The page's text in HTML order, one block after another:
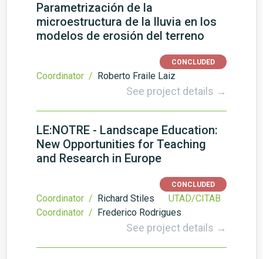
Parametrización de la
microestructura de la lluvia en los
modelos de erosión del terreno
CONCLUDED
Coordinator / Roberto Fraile Laiz
See project details →
LE:NOTRE - Landscape Education:
New Opportunities for Teaching
and Research in Europe
CONCLUDED
Coordinator / Richard Stiles
UTAD/CITAB
Coordinator / Frederico Rodrigues
See project details →